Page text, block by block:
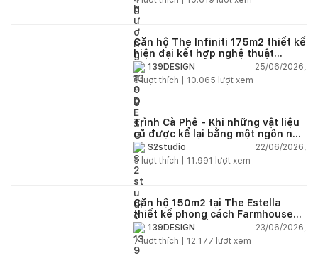
Căn hộ The Infiniti 175m2 thiết kế
hiện đại kết hợp nghệ thuật
Modern Art đầy cảm xúc
139DESIGN
25/06/2026,
6lượt thích | 10.065 lượt xem
Trình Cà Phê - Khi những vật liệu
cũ được kể lại bằng một ngôn ngữ
thiết kế mới
S2studio
22/06/2026,
5 lượt thích | 11.991 lượt xem
Căn hộ 150m2 tại The Estella
thiết kế phong cách Farmhouse
thanh lịch và ấm áp
139DESIGN
23/06/2026,
7lượt thích | 12.177 lượt xem